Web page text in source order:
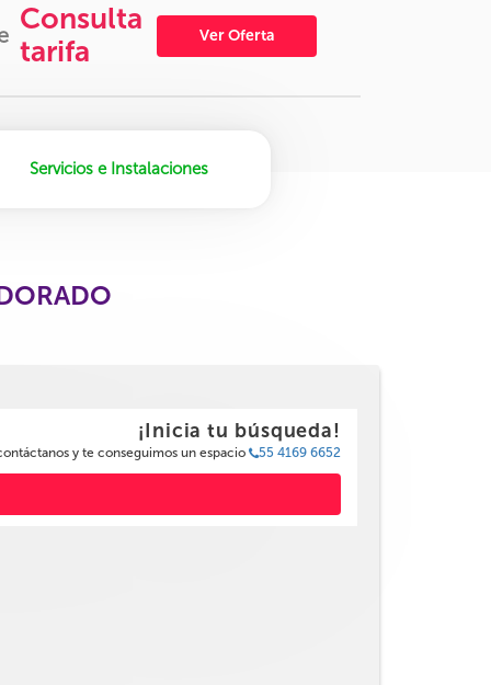
Consulta
tarifa
Ver Oferta
Servicios e Instalaciones
¡Inicia tu búsqueda!
y te conseguimos un espacio 55 4169 6652